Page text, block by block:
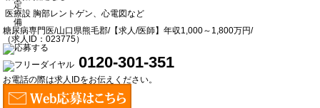
定
医療設
備
胸部レントゲン、心電図など
糖尿病専門医/山口県熊毛郡/【求人/医師】年収1,000～1,800万円/
（求人ID：023775）
0120-301-351
お電話の際は求人IDをお伝えください。